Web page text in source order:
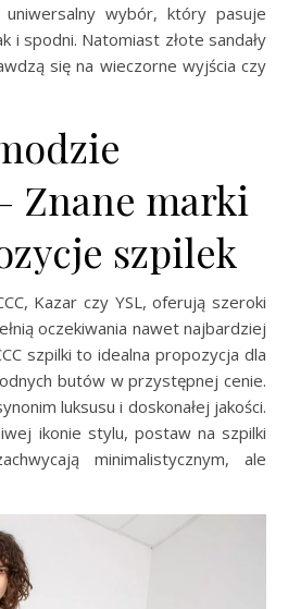
wybór, który pasuje
i spodni. Natomiast złote sandały
się na wieczorne wyjścia czy
Znane marki
szpilek
Kazar czy YSL, oferują szeroki
oczekiwania nawet najbardziej
szpilki to idealna propozycja dla
butów w przystępnej cenie.
luksusu i doskonałej jakości.
ikonie stylu, postaw na szpilki
minimalistycznym, ale